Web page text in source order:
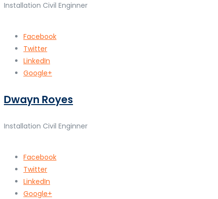
Installation Civil Enginner
Facebook
Twitter
LinkedIn
Google+
Dwayn Royes
Installation Civil Enginner
Facebook
Twitter
LinkedIn
Google+